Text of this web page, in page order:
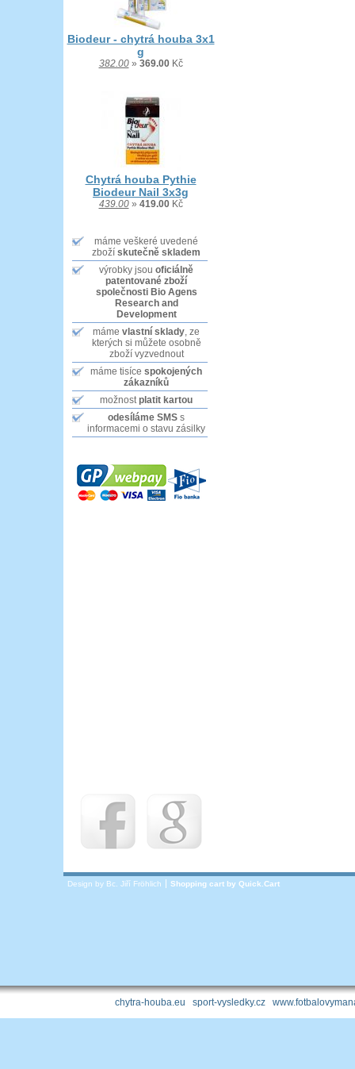
Biodeur - chytrá houba 3x1
g
382.00» 369.00Kč
Chytrá houba Pythie
Biodeur Nail 3x3g
439.00» 419.00Kč
máme veškeré uvedené
zboží skutečně skladem
výrobky jsou oficiálně
patentované zboží
společnosti Bio Agens
Research and
Development
máme vlastní sklady, ze
kterých si můžete osobně
zboží vyzvednout
máme tisíce spokojených
zákazníků
možnostplatit kartou
odesíláme SMS s
informacemi o stavu zásilky
Design by Bc. Jiří Fröhlich Shopping cart by Quick.Cart
chytra-houba.eu sport-vysledky.cz